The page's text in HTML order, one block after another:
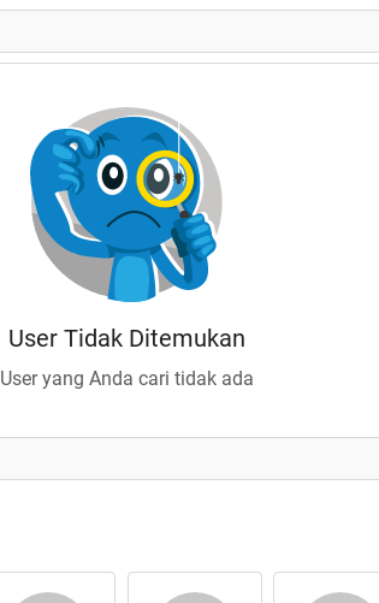
User Tidak Ditemukan
User yang Anda cari tidak ada